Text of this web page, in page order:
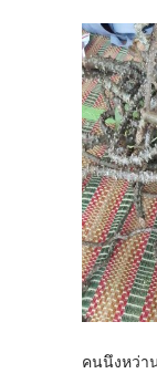
คนนึงหว่า